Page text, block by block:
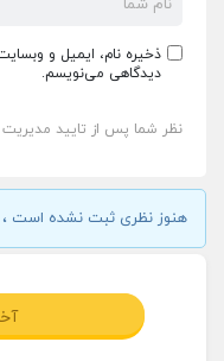
ذخیره نام، ایمیل و
دیدگاهی می‌نویسم.
نظر شما پس از تایید
هنوز نظری ثبت نشده است ،